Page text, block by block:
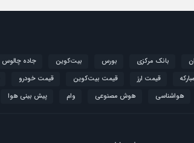
بانک مرکزی بورس بیت‌کوین جاده چالوس
قیمت ارز قیمت بیت‌کوین قیمت خودرو
هواشناسی هوش مصنوعی وام پیش بینی هوا